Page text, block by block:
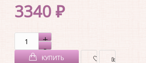
3340 ₽
КУПИТЬ